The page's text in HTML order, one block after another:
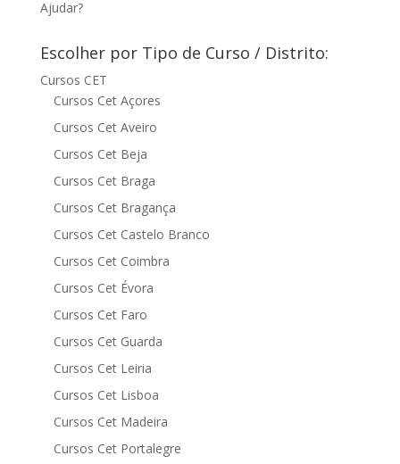
Ajudar?
Escolher por Tipo de Curso / Distrito:
Cursos CET
Cursos Cet Açores
Cursos Cet Aveiro
Cursos Cet Beja
Cursos Cet Braga
Cursos Cet Bragança
Cursos Cet Castelo Branco
Cursos Cet Coimbra
Cursos Cet Évora
Cursos Cet Faro
Cursos Cet Guarda
Cursos Cet Leiria
Cursos Cet Lisboa
Cursos Cet Madeira
Cursos Cet Portalegre